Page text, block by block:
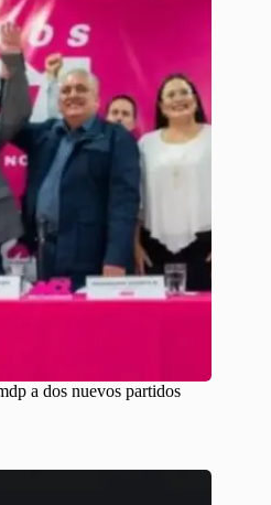
a dos nuevos partidos